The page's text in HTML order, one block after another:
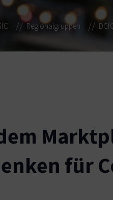
Regionalgruppen
für